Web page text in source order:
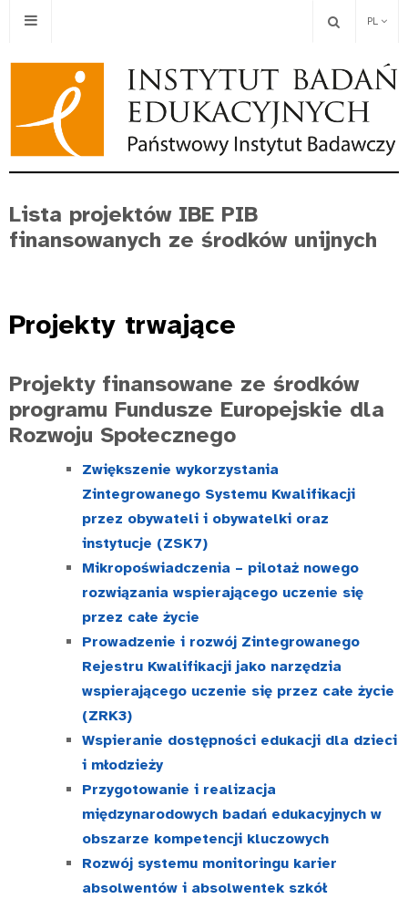
PL
Lista projektów IBE PIB
finansowanych ze środków unijnych
Projekty trwające
Projekty finansowane ze środków
programu Fundusze Europejskie dla
Rozwoju Społecznego
Zwiększenie wykorzystania
Zintegrowanego Systemu Kwalifikacji
przez obywateli i obywatelki oraz
instytucje (ZSK7)
Mikropoświadczenia – pilotaż nowego
rozwiązania wspierającego uczenie się
przez całe życie
Prowadzenie i rozwój Zintegrowanego
Rejestru Kwalifikacji jako narzędzia
wspierającego uczenie się przez całe życie
(ZRK3)
Wspieranie dostępności edukacji dla dzieci
i młodzieży
Przygotowanie i realizacja
międzynarodowych badań edukacyjnych w
obszarze kompetencji kluczowych
Rozwój systemu monitoringu karier
absolwentów i absolwentek szkół